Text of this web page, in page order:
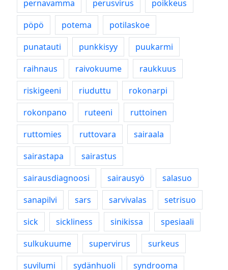
pernavamma
perusvirus
poikkeus
pöpö
potema
potilaskoe
punatauti
punkkisyy
puukarmi
raihnaus
raivokuume
raukkuus
riskigeeni
riuduttu
rokonarpi
rokonpano
ruteeni
ruttoinen
ruttomies
ruttovara
sairaala
sairastapa
sairastus
sairausdiagnoosi
sairausyö
salasuo
sanapilvi
sars sarvivalas
setrisuo
sick
sickliness sinikissa
spesiaali
sulkukuume
supervirus
surkeus
suvilumi
sydänhuoli
syndrooma